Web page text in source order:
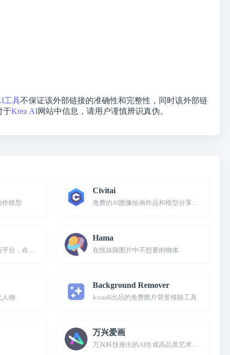
工具不保证该外部链接的准确性和完整性，同时该外部链
于Krea AI网站中信息，请用户谨慎辨识真伪。
作模型
Civitai
免费的AI图像绘画作品和模型分享平台和社区
台，在线使用Stable Diffusion出图
Hama
在线抹除图片中不想要的物体
人物
Background Remover
Icons8出品的免费图片背景移除工具
万兴爱画
万兴科技推出的AI生成高品质艺术画工具